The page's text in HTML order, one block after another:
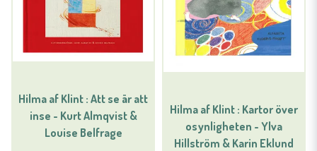
Hilma af Klint : Att se är att
inse - Kurt Almqvist &
Louise Belfrage
Hilma af Klint : Kartor över
osynligheten - Ylva
Hillström & Karin Eklund